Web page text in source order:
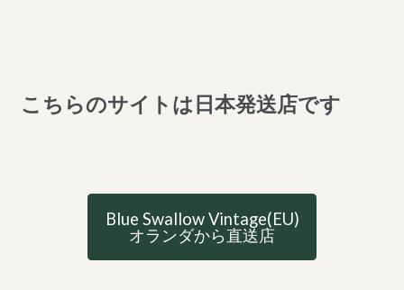
こちらのサイトは日本発送店です
Blue Swallow Vintage(EU)
オランダから直送店